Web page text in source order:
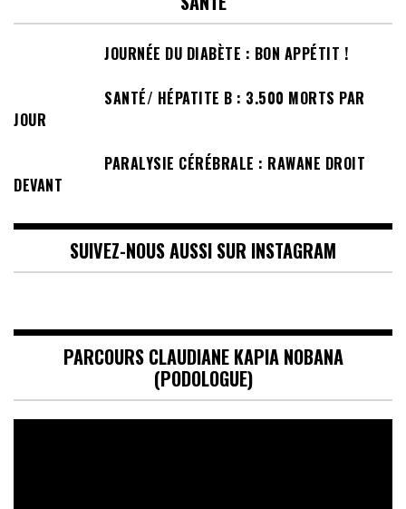
JOURNÉE DU DIABÈTE : BON APPÉTIT !
SANTÉ/ HÉPATITE B : 3.500 MORTS PAR
JOUR
PARALYSIE CÉRÉBRALE : RAWANE DROIT
DEVANT
SUIVEZ-NOUS AUSSI SUR INSTAGRAM
PARCOURS CLAUDIANE KAPIA NOBANA
(PODOLOGUE)